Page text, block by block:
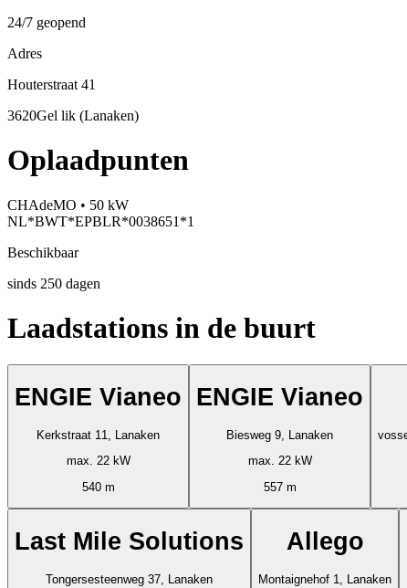
24/7 geopend
Adres
Houterstraat 41
3620Gel lik (Lanaken)
Oplaadpunten
CHAdeMO • 50 kW
NL*BWT*EPBLR*0038651*1
Beschikbaar
sinds 250 dagen
Laadstations in de buurt
ENGIE Vianeo
Kerkstraat 11, Lanaken
max. 22 kW
540 m
ENGIE Vianeo
Biesweg 9, Lanaken
max. 22 kW
557 m
Last Mile Solutions
Tongersesteenweg 37, Lanaken
Allego
Montaignehof 1, Lanaken